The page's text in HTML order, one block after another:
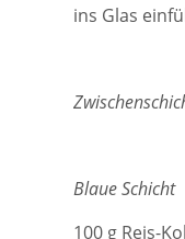
ins Glas
Blaue Schicht
100 g Reis-